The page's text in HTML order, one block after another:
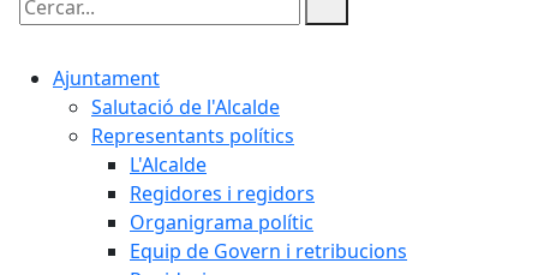
Cercar:
Ajuntament
Salutació de l'Alcalde
Representants polítics
L'Alcalde
Regidores i regidors
Organigrama polític
Equip de Govern i retribucions